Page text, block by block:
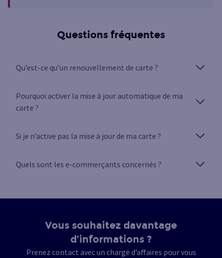
Questions fréquentes
Qu’est-ce qu’un renouvellement de carte ?
Pourquoi activer la mise à jour automatique de ma
carte ?
Si je n’active pas la mise à jour de ma carte ?
Quels sont les e-commerçants concernés ?
Vous souhaitez davantage
d’informations ?
Prenez contact avec un chargé d’affaires pour vous